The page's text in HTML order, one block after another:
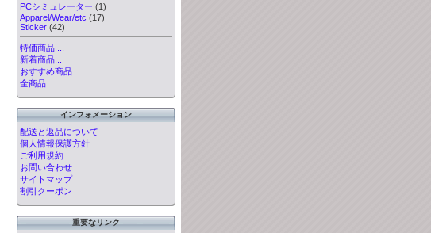
PCシミュレーター (1)
Apparel/Wear/etc (17)
Sticker(42)
特価商品 ...
新着商品...
おすすめ商品...
全商品...
インフォメーション
配送と返品について
個人情報保護方針
ご利用規約
お問い合わせ
サイトマップ
割引クーポン
重要なリンク